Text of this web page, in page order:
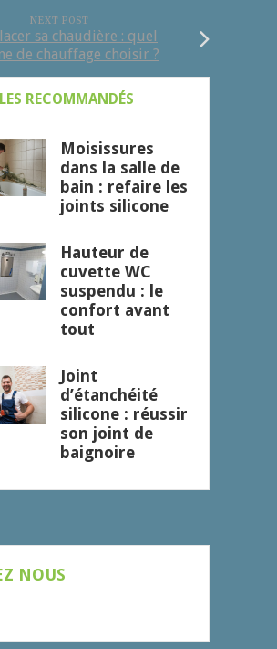
NEXT POST
sa chaudière : quel
de chauffage choisir ?
RECOMMANDÉS
Moisissures
dans la salle de
bain : refaire les
joints silicone
Hauteur de
cuvette WC
suspendu : le
confort avant
tout
Joint
d’étanchéité
silicone : réussir
son joint de
baignoire
NOUS